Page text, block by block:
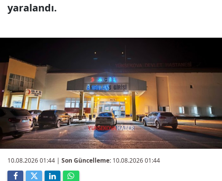
yaralandı.
10.08.2026 01:44 | Son Güncelleme: 10.08.2026 01:44